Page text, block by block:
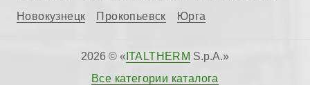
Новокузнецк
Прокопьевск Юрга
2026 © « ITALTHERM S.p.A.»
Все категории каталога